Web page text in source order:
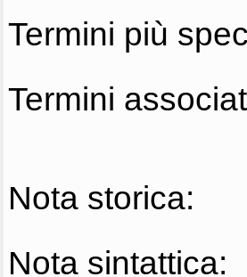
Termini più
Termini
Nota storica:
Nota sintattica: